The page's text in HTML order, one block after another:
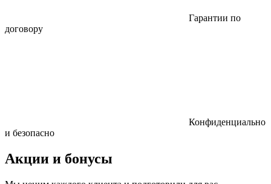
Гарантии по
договору
Конфиденциально
и безопасно
Акции и бонусы